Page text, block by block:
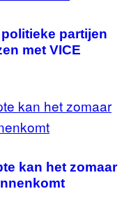
partijen
met VICE
kan het zomaar